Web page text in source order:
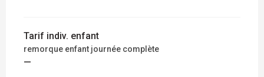
Tarif indiv. enfant
remorque enfant journée complète
—